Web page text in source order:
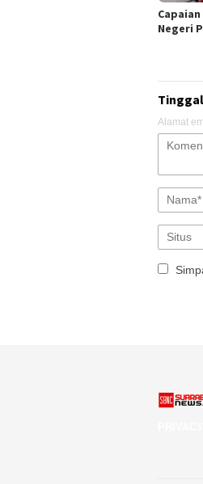
Negeri
Alamat